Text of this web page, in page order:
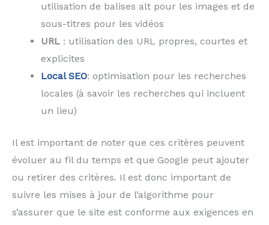
utilisation de balises alt pour les images et de
sous-titres pour les vidéos
URL : utilisation des URL propres, courtes et
explicites
Local SEO: optimisation pour les recherches
locales (à savoir les recherches qui incluent
un lieu)
Il est important de noter que ces critères peuvent
évoluer au fil du temps et que Google peut ajouter
ou retirer des critères. Il est donc important de
suivre les mises à jour de l’algorithme pour
s’assurer que le site est conforme aux exigences en